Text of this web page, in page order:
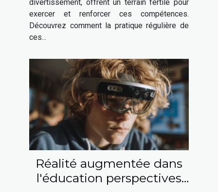
divertissement, offrent un terrain fertile pour
exercer et renforcer ces compétences.
Découvrez comment la pratique régulière de
ces...
Réalité augmentée dans
l'éducation perspectives